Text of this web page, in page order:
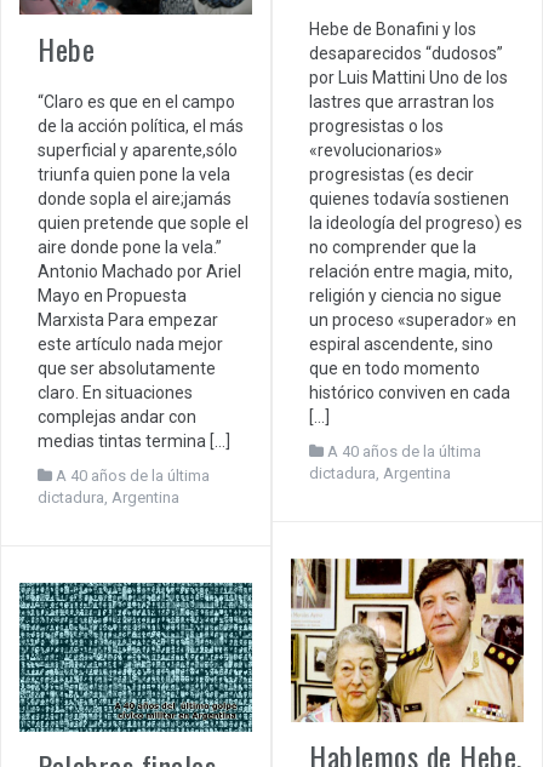
Hebe de Bonafini y los
desaparecidos “dudosos”
por Luis Mattini Uno de los
lastres que arrastran los
progresistas o los
«revolucionarios»
progresistas (es decir
quienes todavía sostienen
la ideología del progreso) es
no comprender que la
relación entre magia, mito,
religión y ciencia no sigue
un proceso «superador» en
espiral ascendente, sino
que en todo momento
histórico conviven en cada
[…]
A 40 años de la última
dictadura, Argentina
Hebe
“Claro es que en el campo
de la acción política, el más
superficial y aparente,sólo
triunfa quien pone la vela
donde sopla el aire;jamás
quien pretende que sople el
aire donde pone la vela.”
Antonio Machado por Ariel
Mayo en Propuesta
Marxista Para empezar
este artículo nada mejor
que ser absolutamente
claro. En situaciones
complejas andar con
medias tintas termina […]
A 40 años de la última
dictadura Argentina
Hablemos de Hebe.